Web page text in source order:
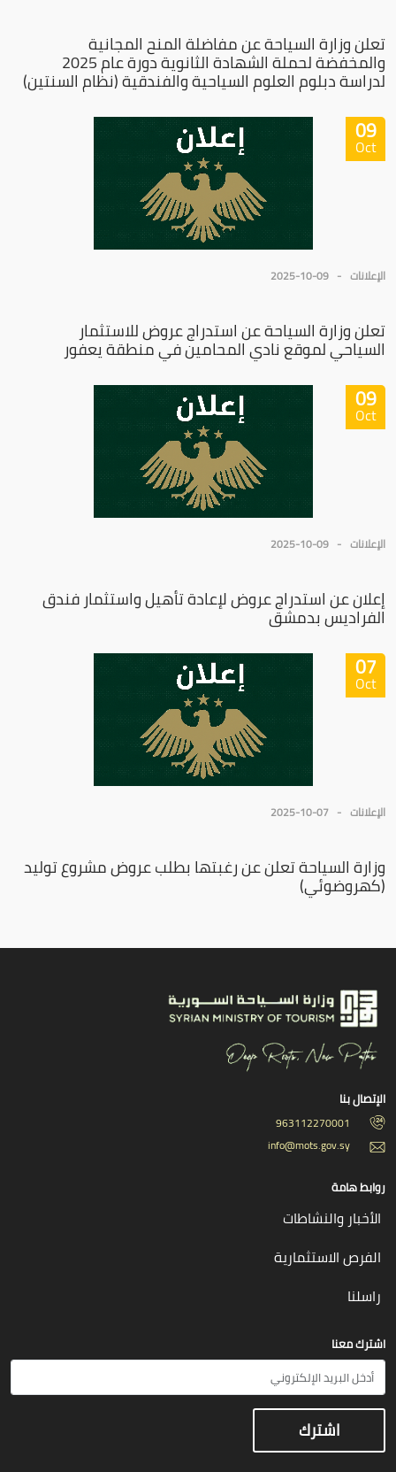
تعلن وزارة السياحة عن مفاضلة المنح المجانية
والمخفضة لحملة الشهادة الثانوية دورة عام 2025
لدراسة دبلوم العلوم السياحية والفندقية (نظام السنتين)
09
Oct
الإعلانات 2025-10-09
تعلن وزارة السياحة عن استدراج عروض للاستثمار
السياحي لموقع نادي المحامين في منطقة يعفور
09
Oct
الإعلانات 2025-10-09
إعلان عن استدراج عروض لإعادة تأهيل واستثمار فندق
الفراديس بدمشق
07
Oct
الإعلانات 2025-10-07
وزارة السياحة تعلن عن رغبتها بطلب عروض مشروع توليد
(كهروضوئي)
الإتصال بنا
963112270001
info@mots.gov.sy
روابط هامة
الأخبار والنشاطات
الفرص الاستثمارية
راسلنا
اشترك معنا